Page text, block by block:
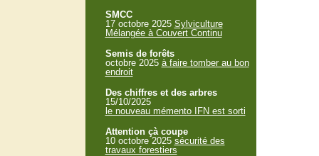
SMCC
17 octobre 2025 Sylviculture
Mélangée à Couvert Continu
Semis de forêts
octobre 2025 à faire tomber au bon
endroit
Des chiffres et des arbres
15/10/2025
le nouveau mémento IFN est sorti
Attention çà coupe
10 octobre 2025 sécurité des
travaux forestiers